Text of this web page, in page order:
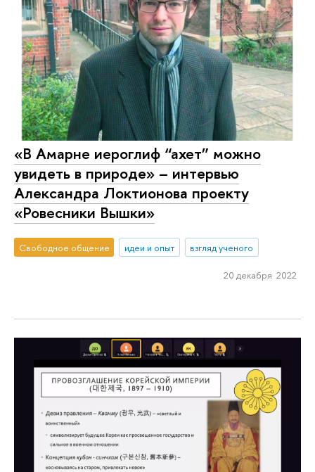
«В Амарне иероглиф “ахет” можно
увидеть в природе» – интервью
Александра Локтионова проекту
«Ровесники Вышки»
Свободное общение идеи и опыт взгляд ученого
20 декабря 2022